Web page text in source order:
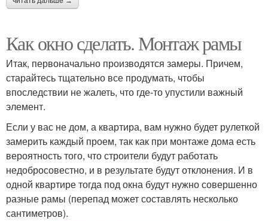
Как окно сделать. Монтаж рамы
Итак, первоначально производятся замеры. Причем,
старайтесь тщательно все продумать, чтобы
впоследствии не жалеть, что где-то упустили важный
элемент.
Если у вас не дом, а квартира, вам нужно будет рулеткой
замерить каждый проем, так как при монтаже дома есть
вероятность того, что строители будут работать
недобросовестно, и в результате будут отклонения. И в
одной квартире тогда под окна будут нужно совершенно
разные рамы (перепад может составлять несколько
сантиметров).